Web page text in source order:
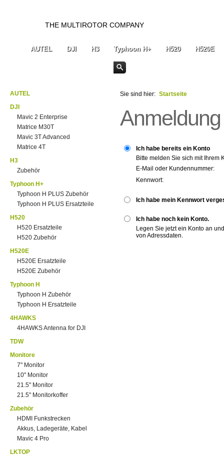
THE MULTIROTOR COMPANY
AUTEL DJI H3 Typhoon H+ H520 H520E
AUTEL
DJI
Mavic 2 Enterprise
Matrice M30T
Mavic 3T Advanced
Matrice 4T
H3
Zubehör
Typhoon H+
Typhoon H PLUS Zubehör
Typhoon H PLUS Ersatzteile
H520
H520 Ersatzteile
H520 Zubehör
H520E
H520E Ersatzteile
H520E Zubehör
Typhoon H
Typhoon H Zubehör
Typhoon H Ersatzteile
4HAWKS
4HAWKS Antenna for DJI
TDW
Monitore
7" Monitor
10" Monitor
21.5" Monitor
21.5" Monitorkoffer
Zubehör
HDMI Funkstrecken
Akkus, Ladegeräte, Kabel
Mavic 4 Pro
LKTOP
Sie sind hier: Startseite
Anmeldung
Ich habe bereits ein Konto
Bitte melden Sie sich mit Ihrem
E-Mail oder Kundennummer:
Kennwort:
Ich habe mein Kennwort
Ich habe noch kein Konto.
Legen Sie jetzt ein Konto an
von Adressdaten.